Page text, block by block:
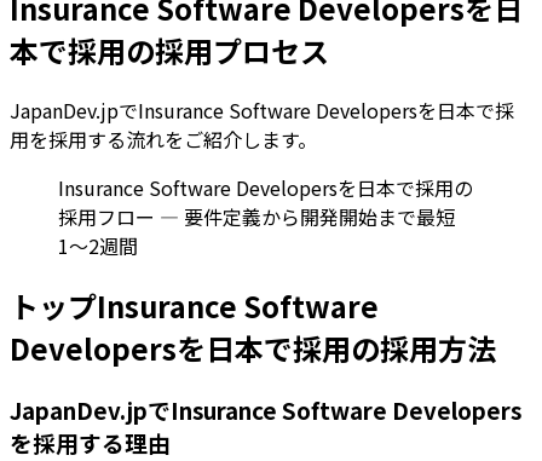
本で採用の採用プロセス
JapanDev.jpでInsurance Software Developersを日本で採
用を採用する流れをご紹介します。
Insurance Software Developersを日本で採用の
採用フロー — 要件定義から開発開始まで最短
1〜2週間
トップInsurance Software
Developersを日本で採用の採用方法
JapanDev.jpでInsurance Software Developers
を採用する理由